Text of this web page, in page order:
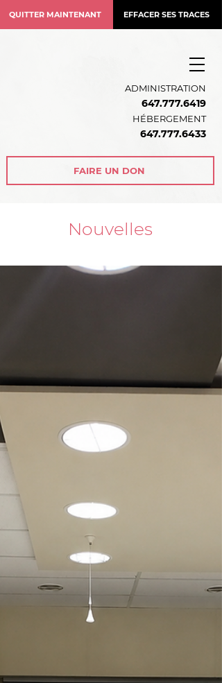
QUITTER MAINTENANT EFFACER SES TRACES
ADMINISTRATION
647.777.6419
HÉBERGEMENT
647.777.6433
FAIRE UN DON
Nouvelles